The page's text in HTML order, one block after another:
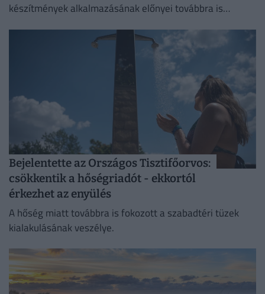
készítmények alkalmazásának előnyei továbbra is
Bejelentette az Országos Tisztifőorvos:
csökkentik a hőségriadót - ekkortól
érkezhet az enyülés
A hőség miatt továbbra is fokozott a szabadtéri tüzek
kialakulásának veszélye.